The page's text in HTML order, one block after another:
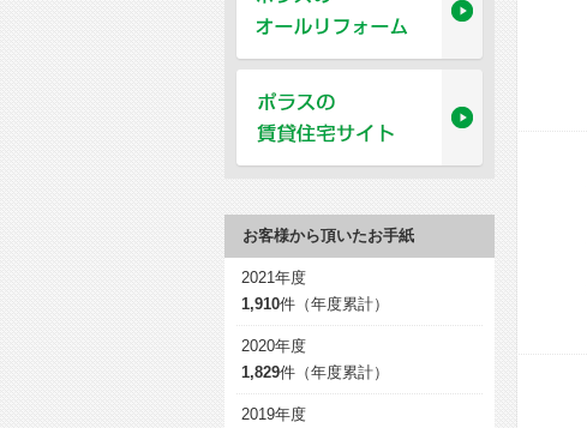
お客様から頂いたお手紙
2021年度
1,910件（年度累計）
2020年度
1,829件（年度累計）
2019年度